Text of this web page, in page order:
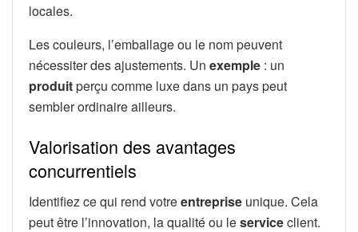
locales.
Les couleurs, l’emballage ou le nom peuvent
nécessiter des ajustements. Un exemple : un
produitperçu comme luxe dans un pays peut
sembler ordinaire ailleurs.
Valorisation des avantages
concurrentiels
Identifiez ce qui rend votreentreprise unique. Cela
peut être l’innovation, la qualité ou leserviceclient.